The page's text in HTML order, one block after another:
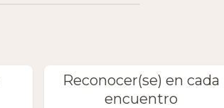
Reconocer(se) en cada
encuentro